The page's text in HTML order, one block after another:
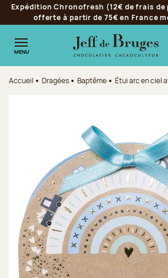
Aller à la navigation
Aller au contenu principal
Aller au pied de page
Expédition Chronofresh (12€ de frais de
offerte à partir de 75€ en France
MENU
Accueil Dragées Baptême Étui arc en ciel